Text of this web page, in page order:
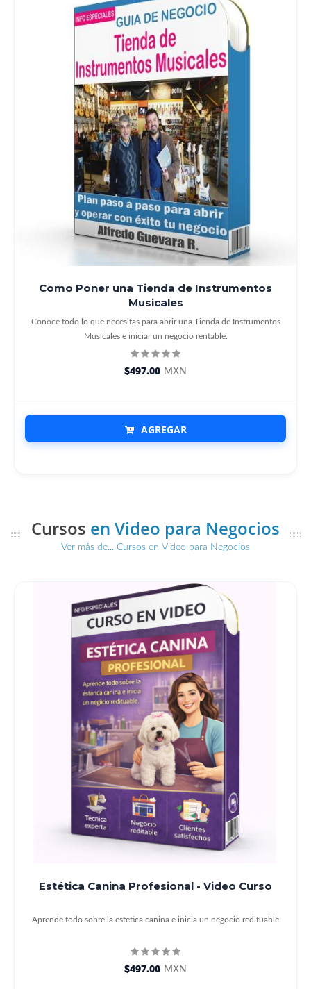
Como Poner una Tienda de Instrumentos
Musicales
Conoce todo lo que necesitas para abrir una Tienda de Instrumentos
Musicales e iniciar un negocio rentable.
$497.00 MXN
AGREGAR
Cursos en Video para Negocios
Ver más de... Cursos en Video para Negocios
Estética Canina Profesional - Video Curso
Aprende todo sobre la estética canina e inicia un negocio redituable
$497.00 MXN